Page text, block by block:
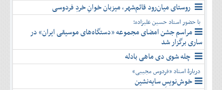
روستای میان‌رود قائم‌شهر، میزبان خوانِ خردِ فردوسی
با حضور استاد حسین علیزاده؛
مراسم جشن امضای مجموعه «دستگاه‌های موسیقی ایران» در
ساری برگزار شد
چله شوی دی ماهی بادله
دربارۀ استاد «فردوس مجیبی»
خوش‌نویسِ سایه‌نشین